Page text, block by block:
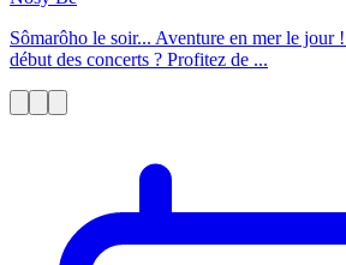
Sômarôho le soir... Aventure en mer le jour
début des concerts ? Profitez de ...